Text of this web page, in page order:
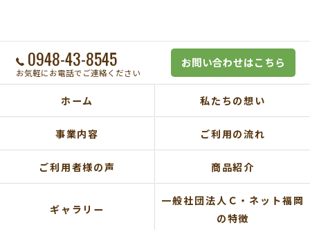
0948-43-8545
お気軽にお電話でご連絡ください
お問い合わせはこちら
ホーム 私たちの想い
事業内容 ご利用の流れ
ご利用者様の声 商品紹介
ギャラリー
一般社団法人Ｃ・ネット福岡
の特徴